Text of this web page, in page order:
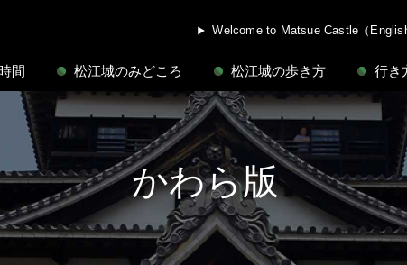
Welcome to Matsue Castle（
間 松江城のみどころ 松江城の歩き方 行き
かわら版